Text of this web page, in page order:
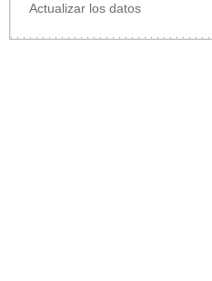
Actualizar los datos